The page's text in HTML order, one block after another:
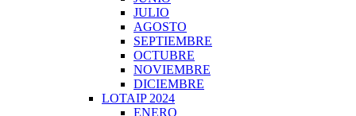
JULIO
AGOSTO
SEPTIEMBRE
OCTUBRE
NOVIEMBRE
DICIEMBRE
LOTAIP 2024
ENERO